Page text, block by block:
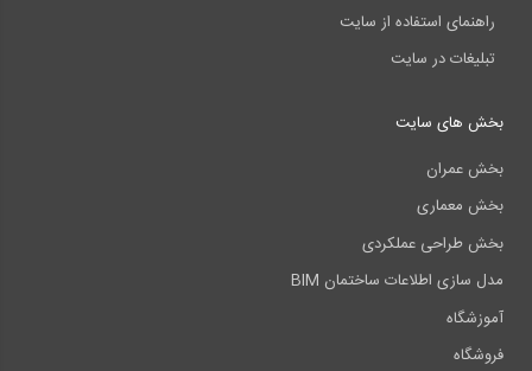
راهنمای استفاده از سایت
تبلیغات در سایت
بخش های سایت
بخش عمران
بخش معماری
بخش طراحی عملکردی
مدل سازی اطلاعات ساختمان BIM
آموزشگاه
فروشگاه